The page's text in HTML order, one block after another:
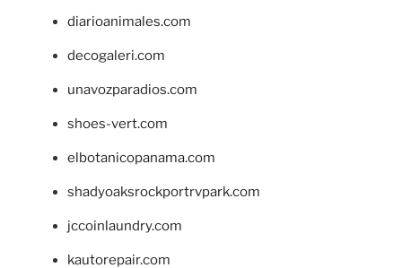
diarioanimales.com
decogaleri.com
unavozparadios.com
shoes-vert.com
elbotanicopanama.com
shadyoaksrockportrvpark.com
jccoinlaundry.com
kautorepair.com